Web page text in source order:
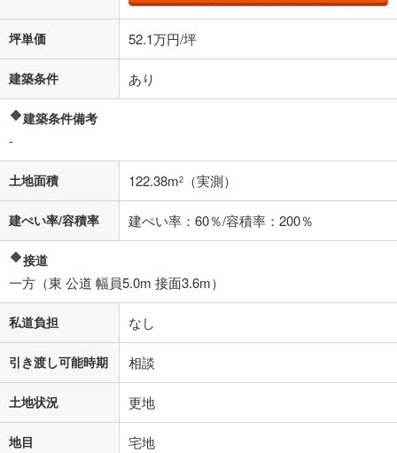
坪単価 52.1万円/坪
建築条件 あり
建築条件備考
-
土地面積 122.38m2 （実測）
建ぺい率/容積率 建ぺい率：60％/容積率：200％
接道
一方（東 公道 幅員5.0m 接面3.6m）
私道負担 なし
引き渡し可能時期 相談
土地状況 更地
地目 宅地